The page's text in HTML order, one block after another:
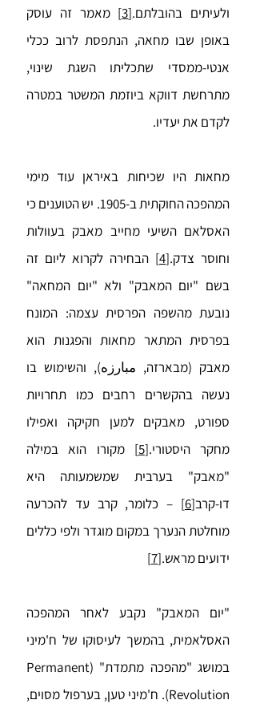
ולעיתים בהובלתם.[3]
מאמר זה עוסק
באופן שבו מחאה, הנתפסת לרוב ככלי
אנטי-ממסדי שתכליתו השגת שינוי,
מתרחשת דווקא ביוזמת המשטר במטרה
לקדם את יעדיו.
מחאות היו שכיחות באיראן עוד מימי
המהפכה החוקתית ב-1905. יש הטוענים כי
האסלאם השיעי מחייב מאבק בעוולות
וחוסר צדק.[4]
הבחירה לקרוא ליום זה
בשם "יום המאבק" ולא "יום המחאה"
נובעת מהשפה הפרסית עצמה: המונח
בפרסית המתאר מחאות והפגנות הוא
מאבק (מבארזה, مبارزه), והשימוש בו
נעשה בהקשרים רחבים כמו תחרויות
ספורט, מאבקים למען חקיקה ואפילו
מחקר היסטורי.[5]
מקורו הוא במילה
"מאבק" בערבית שמשמעותה היא
דו-קרב[6]
– כלומר, קרב עד להכרעה
מוחלטת הנערך במקום מוגדר ולפי כללים
ידועים מראש.[7]
"יום המאבק" נקבע לאחר המהפכה
האסלאמית, בהמשך לעיסוקו של ח'מיני
במושג "מהפכה מתמדת" (Permanent
Revolution). ח'מיני טען, בערפול מסוים,